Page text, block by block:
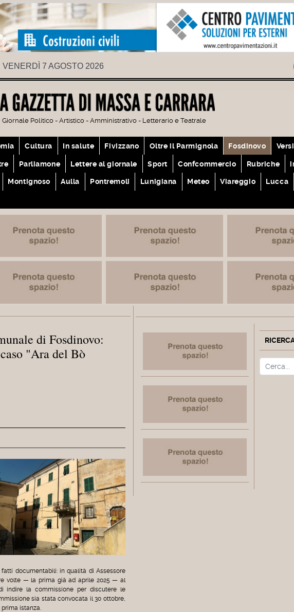
VENERDÌ 7 AGOSTO 2026
Giornale Politico - Artistico - Amministrativo - Letterario e Teatrale
Cultura In salute Fivizzano Oltre il Parmignola Fosdinovo
Parliamone Lettere al giornale Sport Confcommercio Rubriche
Montignoso Aulla Pontremoli Lunigiana Meteo Viareggio Lucca
di Fosdinovo:
"Ara del Bò
documentabili: in qualità di Assessore
volte — la prima già ad aprile 2025 — al
indire la commissione per discutere le
sia stata convocata il 30 ottobre,
istanza.
Cerca